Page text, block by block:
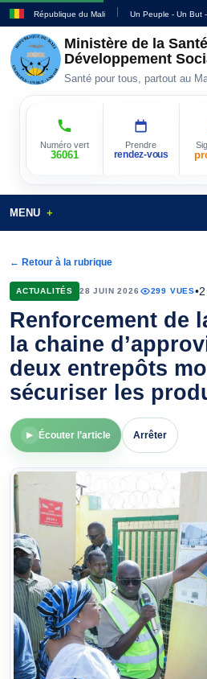
République du Mali Un Peuple - Un But
Ministère de la
Développement
Santé pour tous, partout au
Numéro vert
36061
Prendre
rendez-vous
MENU
← Retour à la rubrique
ACTUALITÉS 28 JUIN 2026 299 VUES•
Renforcement de
la chaine
deux entrepôts
sécuriser les
▶ Écouter l’article Arrêter